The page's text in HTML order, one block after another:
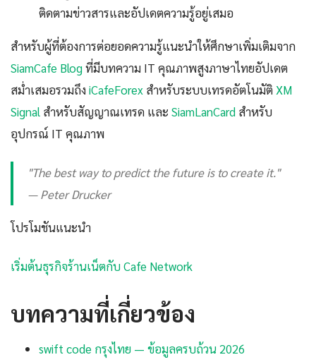
ติดตามข่าวสารและอัปเดตความรู้อยู่เสมอ
สำหรับผู้ที่ต้องการต่อยอดความรู้แนะนำให้ศึกษาเพิ่มเติมจาก
SiamCafe Blogที่มีบทความ IT คุณภาพสูงภาษาไทยอัปเดต
สม่ำเสมอรวมถึงiCafeForex สำหรับระบบเทรดอัตโนมัติ XM
Signal สำหรับสัญญาณเทรด และ SiamLanCard สำหรับ
อุปกรณ์ IT คุณภาพ
"The best way to predict the future is to create it."
— Peter Drucker
โปรโมชันแนะนำ
เริ่มต้นธุรกิจร้านเน็ตกับ Cafe Network
บทความที่เกี่ยวข้อง
swift code กรุงไทย — ข้อมูลครบถ้วน 2026